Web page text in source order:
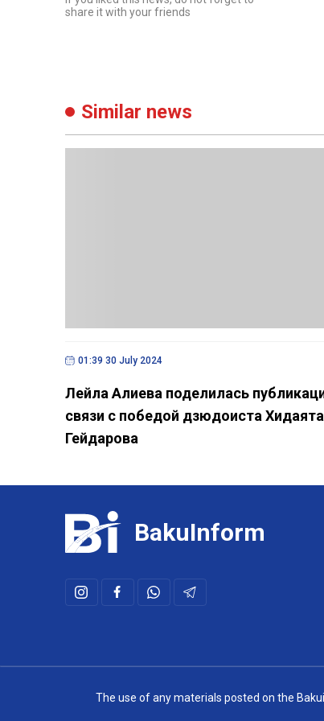
share it with your friends
Similar news
01:39 30 July 2024
Лейла Алиева поделилась
связи с победой дзюдоиста Хидаята
Гейдарова
BakuInform
The use of any materials posted on the